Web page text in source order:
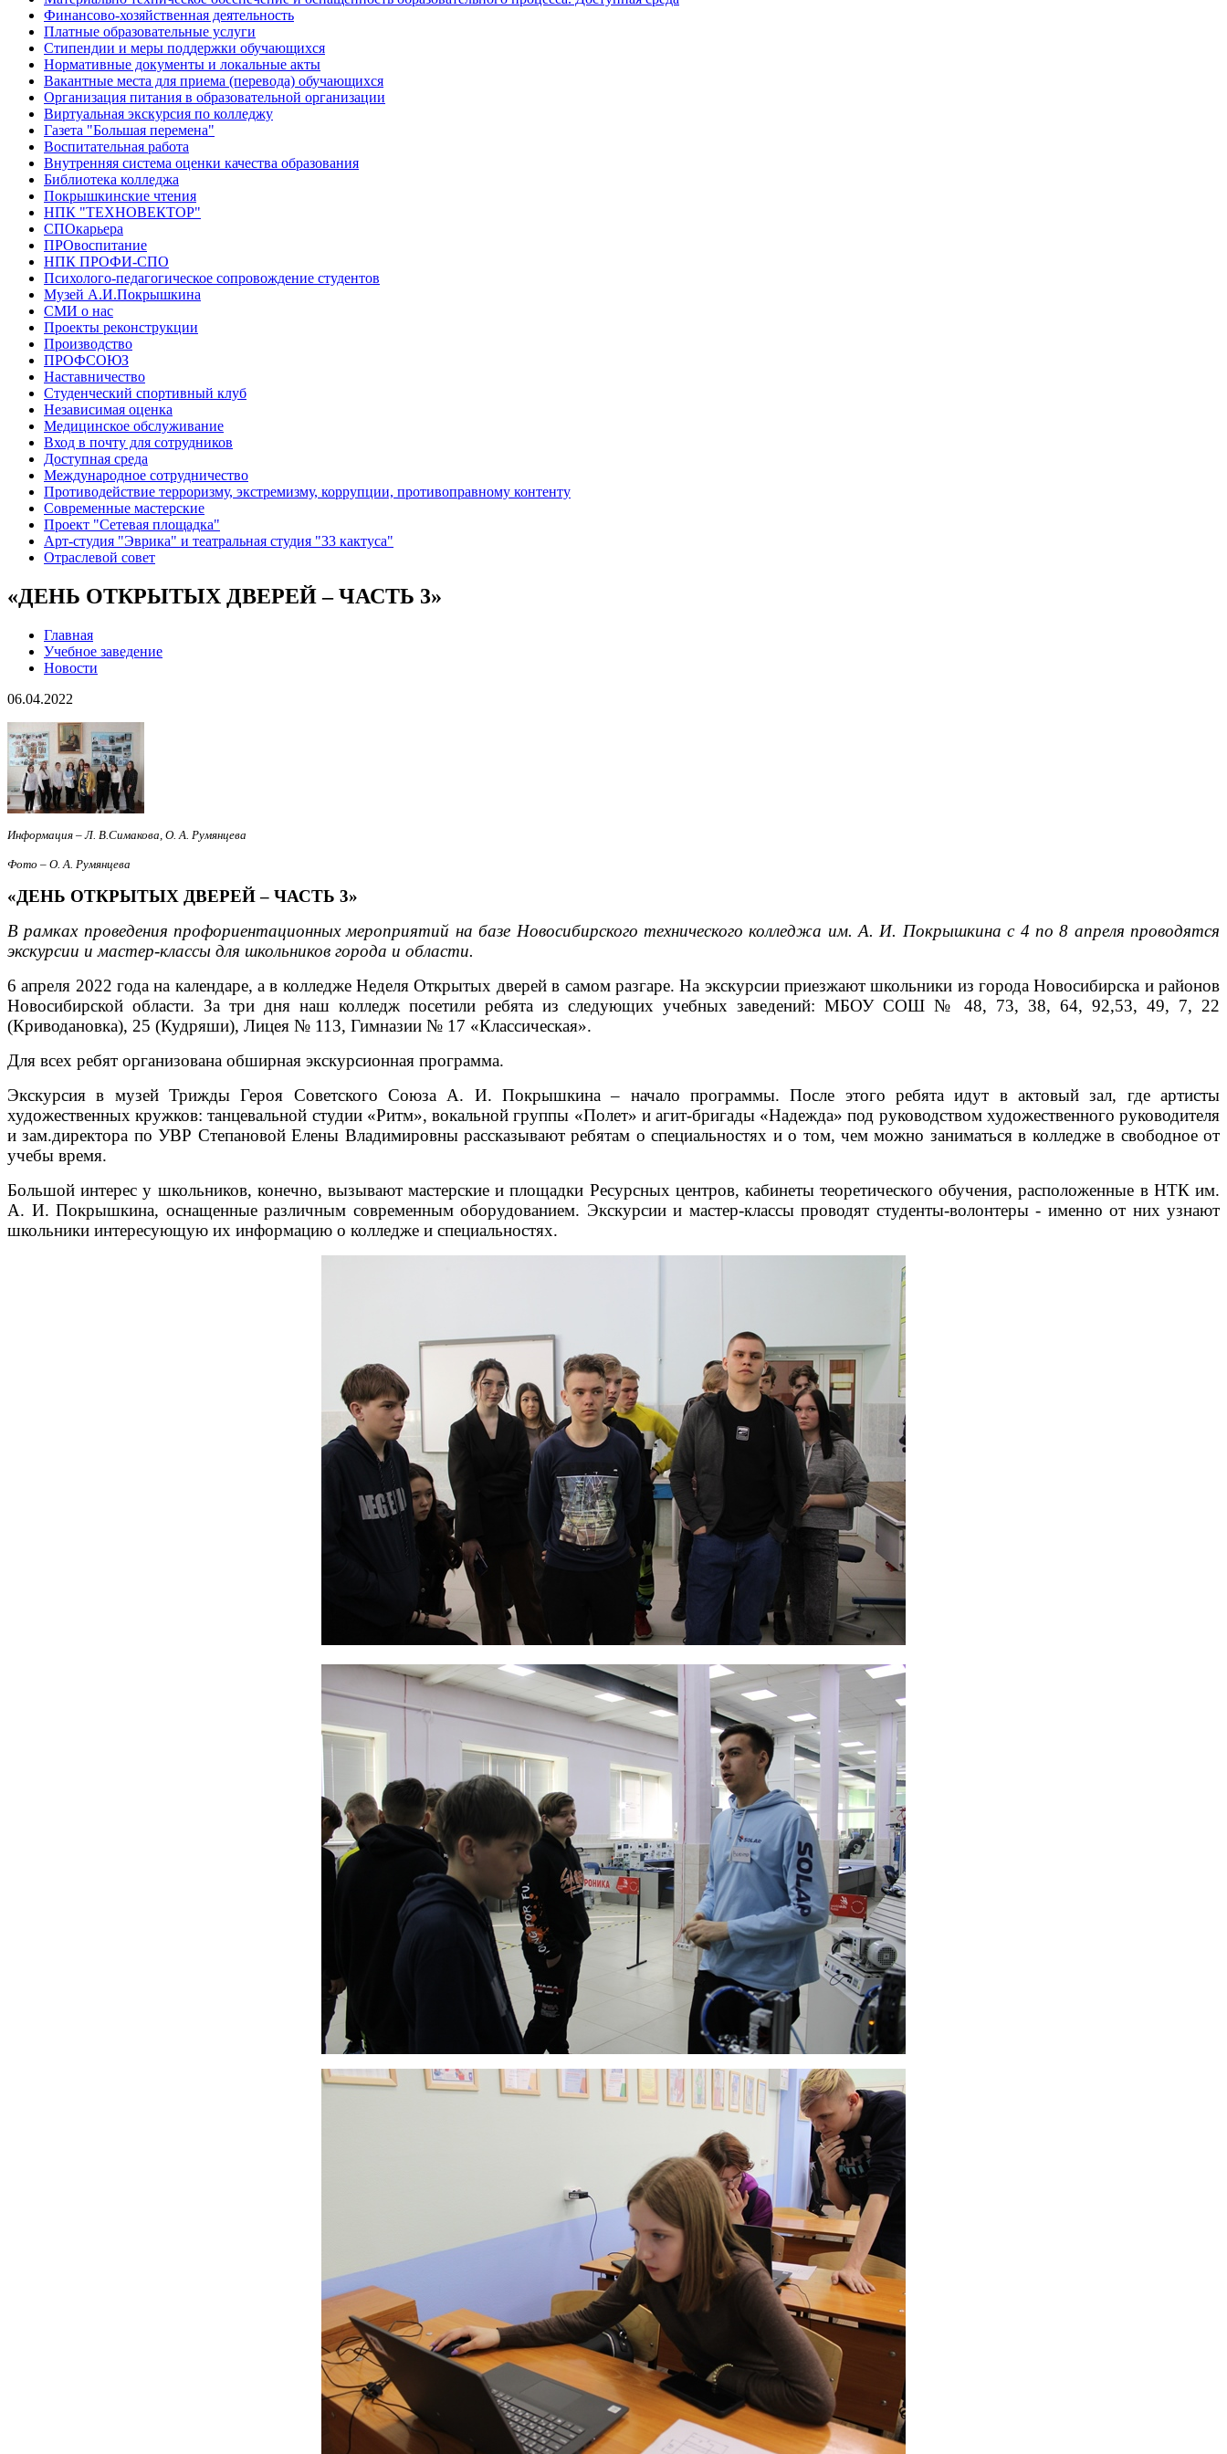
Финансово-хозяйственная деятельность
Платные образовательные услуги
Стипендии и меры поддержки обучающихся
Нормативные документы и локальные акты
Вакантные места для приема (перевода) обучающихся
Организация питания в образовательной организации
Виртуальная экскурсия по колледжу
Газета "Большая перемена"
Воспитательная работа
Внутренняя система оценки качества образования
Библиотека колледжа
Покрышкинские чтения
НПК "ТЕХНОВЕКТОР"
СПОкарьера
ПРОвоспитание
НПК ПРОФИ-СПО
Психолого-педагогическое сопровождение студентов
Музей А.И.Покрышкина
СМИ о нас
Проекты реконструкции
Производство
ПРОФСОЮЗ
Наставничество
Студенческий спортивный клуб
Независимая оценка
Медицинское обслуживание
Вход в почту для сотрудников
Доступная среда
Международное сотрудничество
Противодействие терроризму, экстремизму, коррупции, противоправному контенту
Современные мастерские
Проект "Сетевая площадка"
Арт-студия "Эврика" и театральная студия "33 кактуса"
Отраслевой совет
«ДЕНЬ ОТКРЫТЫХ ДВЕРЕЙ – ЧАСТЬ 3»
Главная
Учебное заведение
Новости
06.04.2022
Информация – Л. В.Симакова, О. А. Румянцева
Фото – О. А. Румянцева
«ДЕНЬ ОТКРЫТЫХ ДВЕРЕЙ – ЧАСТЬ 3»
В рамках проведения профориентационных мероприятий на базе Новосибирского технического колледжа им. А. И. Покрышкина с 4 по 8 апреля проводятся
экскурсии и мастер-классы для школьников города и области.
6 апреля 2022 года на календаре, а в колледже Неделя Открытых дверей в самом разгаре. На экскурсии приезжают школьники из города Новосибирска и районов
Новосибирской области. За три дня наш колледж посетили ребята из следующих учебных заведений: МБОУ СОШ № 48, 73, 38, 64, 92,53, 49, 7, 22
(Криводановка), 25 (Кудряши), Лицея № 113, Гимназии № 17 «Классическая».
Для всех ребят организована обширная экскурсионная программа.
Экскурсия в музей Трижды Героя Советского Союза А. И. Покрышкина – начало программы. После этого ребята идут в актовый зал, где артисты
художественных кружков: танцевальной студии «Ритм», вокальной группы «Полет» и агит-бригады «Надежда» под руководством художественного руководителя
и зам.директора по УВР Степановой Елены Владимировны рассказывают ребятам о специальностях и о том, чем можно заниматься в колледже в свободное от
учебы время.
Большой интерес у школьников, конечно, вызывают мастерские и площадки Ресурсных центров, кабинеты теоретического обучения, расположенные в НТК им.
А. И. Покрышкина, оснащенные различным современным оборудованием. Экскурсии и мастер-классы проводят студенты-волонтеры - именно от них узнают
школьники интересующую их информацию о колледже и специальностях.